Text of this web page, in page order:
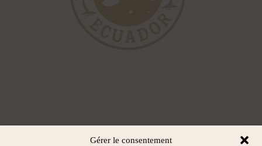
Gérer le consentement